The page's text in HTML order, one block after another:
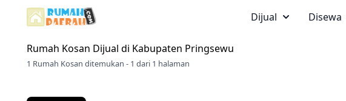
Dijual Disewa
Rumah Kosan Dijual di Kabupaten Pringsewu
1 Rumah Kosan ditemukan - 1 dari 1 halaman